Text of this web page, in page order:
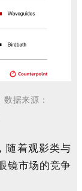
数据来源：
着观影类与
镜市场的竞争